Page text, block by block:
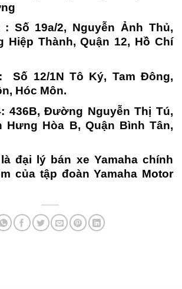
Số 19a/2, Nguyễn Ảnh Thủ,
Hiệp Thành, Quận 12, Hồ Chí
Số 12/1N Tô Ký, Tam Đông,
Hóc Môn.
436B, Đường Nguyễn Thị Tú,
Hưng Hòa B, Quận Bình Tân,
đại lý bán xe Yamaha chính
của tập đoàn Yamaha Motor